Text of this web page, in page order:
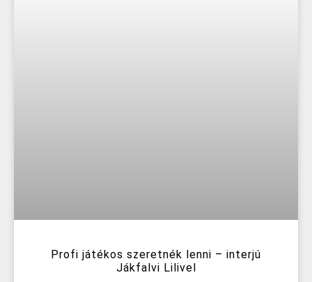
Profi játékos szeretnék lenni – interjú
Jákfalvi Lilivel